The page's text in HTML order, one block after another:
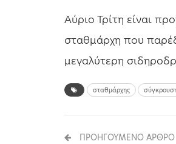
Αύριο Τρίτη είναι
σταθμάρχη που
μεγαλύτερη
σταθμάρχης
ΠΡΟΗΓΟΎΜΕΝΟ ΆΡΘΡΟ